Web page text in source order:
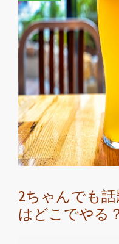
2ちゃんでも
はどこでやる